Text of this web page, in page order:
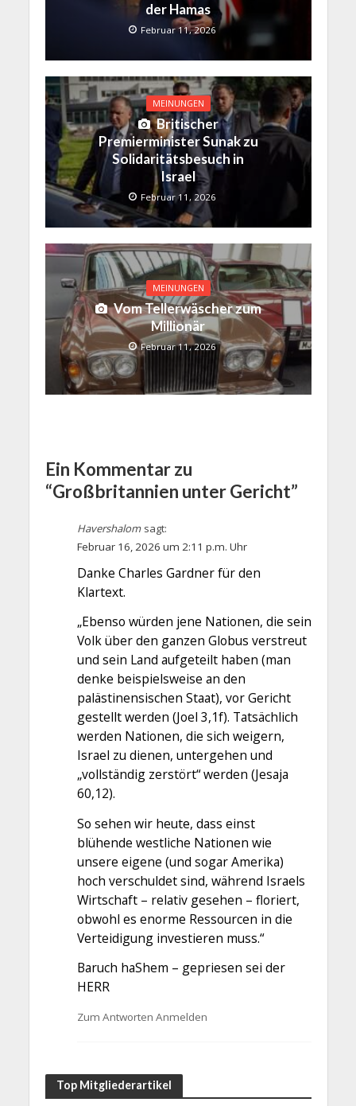
der Hamas
Februar 11, 2026
MEINUNGEN
Britischer
Premierminister Sunak zu
Solidaritätsbesuch in
Israel
Februar 11, 2026
MEINUNGEN
Vom Tellerwäscher zum
Millionär
Februar 11, 2026
Ein Kommentar zu
“Großbritannien unter Gericht”
Havershalom sagt:
Februar 16, 2026 um 2:11 p.m. Uhr
Danke Charles Gardner für den
Klartext.
„Ebenso würden jene Nationen, die sein
Volk über den ganzen Globus verstreut
und sein Land aufgeteilt haben (man
denke beispielsweise an den
palästinensischen Staat), vor Gericht
gestellt werden (Joel 3,1f). Tatsächlich
werden Nationen, die sich weigern,
Israel zu dienen, untergehen und
„vollständig zerstört“ werden (Jesaja
60,12).
So sehen wir heute, dass einst
blühende westliche Nationen wie
unsere eigene (und sogar Amerika)
hoch verschuldet sind, während Israels
Wirtschaft – relativ gesehen – floriert,
obwohl es enorme Ressourcen in die
Verteidigung investieren muss.“
Baruch haShem – gepriesen sei der
HERR
Zum Antworten Anmelden
Top Mitgliederartikel